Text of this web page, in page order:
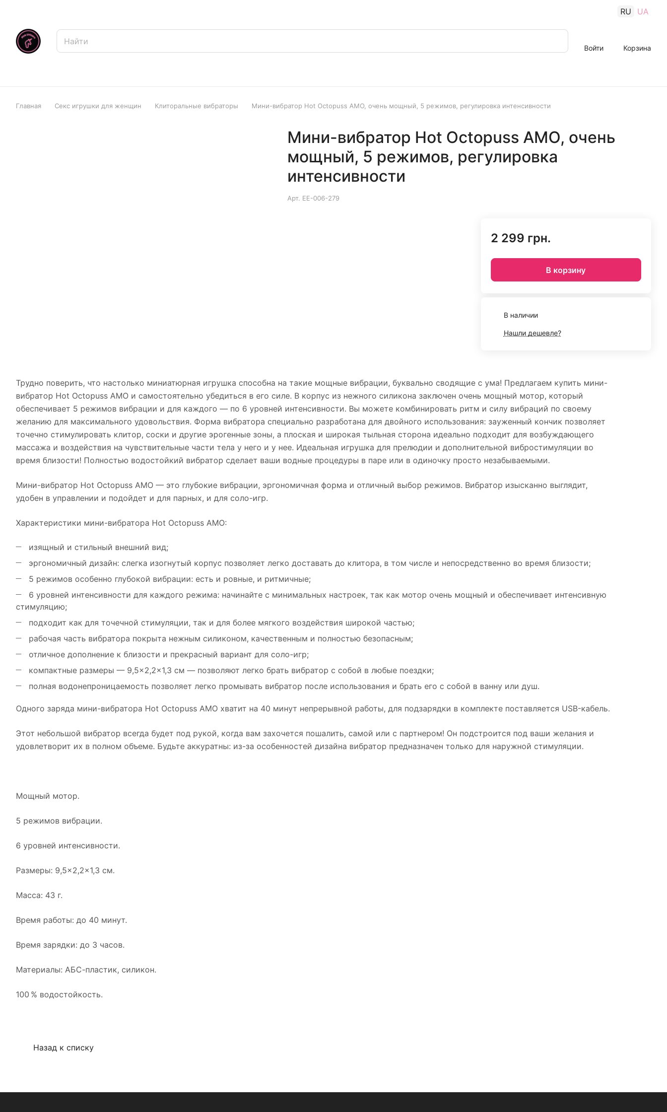
RU UA
Войти Корзина
Главная Секс игрушки для женщин Клиторальные вибраторы Мини-вибратор Hot Octopuss AMO, очень мощный, 5 режимов, регулировка интенсивности
Мини-вибратор Hot Octopuss AMO, очень
мощный, 5 режимов, регулировка
интенсивности
Арт. EE-006-279
2 299 грн.
В корзину
В наличии
Нашли дешевле?
Трудно поверить, что настолько миниатюрная игрушка способна на такие мощные вибрации, буквально сводящие с ума! Предлагаем купить мини-
вибратор Hot Octopuss AMO и самостоятельно убедиться в его силе. В корпус из нежного силикона заключен очень мощный мотор, который
обеспечивает 5 режимов вибрации и для каждого — по 6 уровней интенсивности. Вы можете комбинировать ритм и силу вибраций по своему
желанию для максимального удовольствия. Форма вибратора специально разработана для двойного использования: зауженный кончик позволяет
точечно стимулировать клитор, соски и другие эрогенные зоны, а плоская и широкая тыльная сторона идеально подходит для возбуждающего
массажа и воздействия на чувствительные части тела у него и у нее. Идеальная игрушка для прелюдии и дополнительной вибростимуляции во
время близости! Полностью водостойкий вибратор сделает ваши водные процедуры в паре или в одиночку просто незабываемыми.
Мини-вибратор Hot Octopuss AMO — это глубокие вибрации, эргономичная форма и отличный выбор режимов. Вибратор изысканно выглядит,
удобен в управлении и подойдет и для парных, и для соло-игр.
Характеристики мини-вибратора Hot Octopuss AMO:
изящный и стильный внешний вид;
эргономичный дизайн: слегка изогнутый корпус позволяет легко доставать до клитора, в том числе и непосредственно во время близости;
5 режимов особенно глубокой вибрации: есть и ровные, и ритмичные;
6 уровней интенсивности для каждого режима: начинайте с минимальных настроек, так как мотор очень мощный и обеспечивает интенсивную
стимуляцию;
подходит как для точечной стимуляции, так и для более мягкого воздействия широкой частью;
рабочая часть вибратора покрыта нежным силиконом, качественным и полностью безопасным;
отличное дополнение к близости и прекрасный вариант для соло-игр;
компактные размеры — 9,5×2,2×1,3 см — позволяют легко брать вибратор с собой в любые поездки;
полная водонепроницаемость позволяет легко промывать вибратор после использования и брать его с собой в ванну или душ.
Одного заряда мини-вибратора Hot Octopuss AMO хватит на 40 минут непрерывной работы, для подзарядки в комплекте поставляется USB-кабель.
Этот небольшой вибратор всегда будет под рукой, когда вам захочется пошалить, самой или с партнером! Он подстроится под ваши желания и
удовлетворит их в полном объеме. Будьте аккуратны: из-за особенностей дизайна вибратор предназначен только для наружной стимуляции.
Мощный мотор.
5 режимов вибрации.
6 уровней интенсивности.
Размеры: 9,5×2,2×1,3 см.
Масса: 43 г.
Время работы: до 40 минут.
Время зарядки: до 3 часов.
Материалы: АБС-пластик, силикон.
100 % водостойкость.
Назад к списку